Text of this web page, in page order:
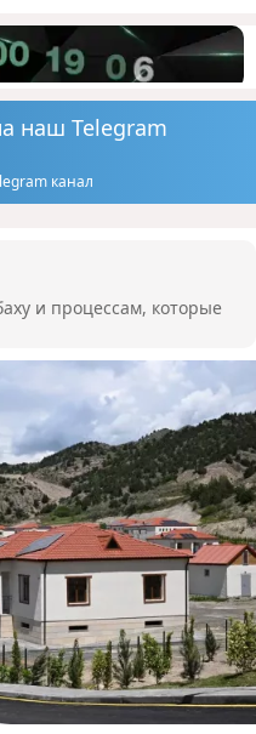
наш Telegram
канал
и процессам, которые